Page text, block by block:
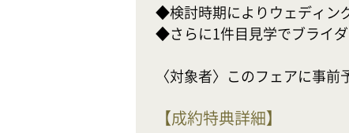
◆検討時期によりウェディン
◆さらに1件目見学でブライ
〈対象者〉このフェアに事
【成約特典詳細】